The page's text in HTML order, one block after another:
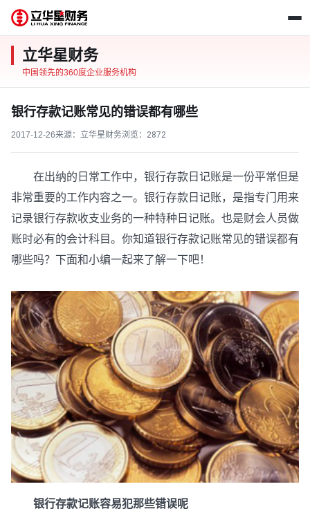
立华星财务
中国领先的360度企业服务机构
银行存款记账常见的错误都有哪些
2017-12-26来源：立华星财务浏览： 2872
在出纳的日常工作中，银行存款日记账是一份平常但是
非常重要的工作内容之一。银行存款日记账，是指专门用来
记录银行存款收支业务的一种特种日记账。也是财会人员做
账时必有的会计科目。你知道银行存款记账常见的错误都有
哪些吗？下面和小编一起来了解一下吧！
银行存款记账容易犯那些错误呢